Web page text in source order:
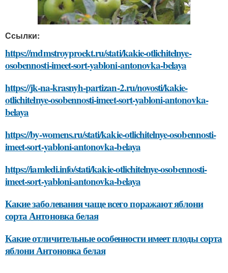
Ссылки:
https://mdmstroyproekt.ru/stati/kakie-otlichitelnye-
osobennosti-imeet-sort-yabloni-antonovka-belaya
https://jk-na-krasnyh-partizan-2.ru/novosti/kakie-
otlichitelnye-osobennosti-imeet-sort-yabloni-antonovka-
belaya
https://by-womens.ru/stati/kakie-otlichitelnye-osobennosti-
imeet-sort-yabloni-antonovka-belaya
https://iamledi.info/stati/kakie-otlichitelnye-osobennosti-
imeet-sort-yabloni-antonovka-belaya
Какие заболевания чаще всего поражают яблони
сорта Антоновка белая
Какие отличительные особенности имеет плоды сорта
яблони Антоновка белая